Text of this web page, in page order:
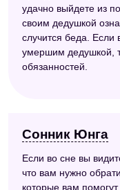
удачно выйдете из
своим дедушкой
случится беда. Если
умершим дедушкой,
обязанностей.
Сонник Юнга
Если во сне вы
что вам нужно
которые вам